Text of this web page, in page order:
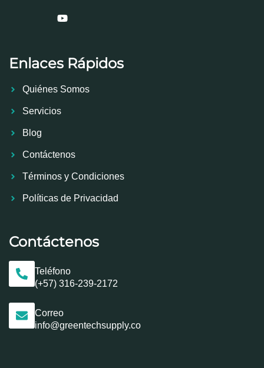
Enlaces Rápidos
Quiénes Somos
Servicios
Blog
Contáctenos
Términos y Condiciones
Políticas de Privacidad
Contáctenos
Teléfono
(+57) 316-239-2172
Correo
info@greentechsupply.co